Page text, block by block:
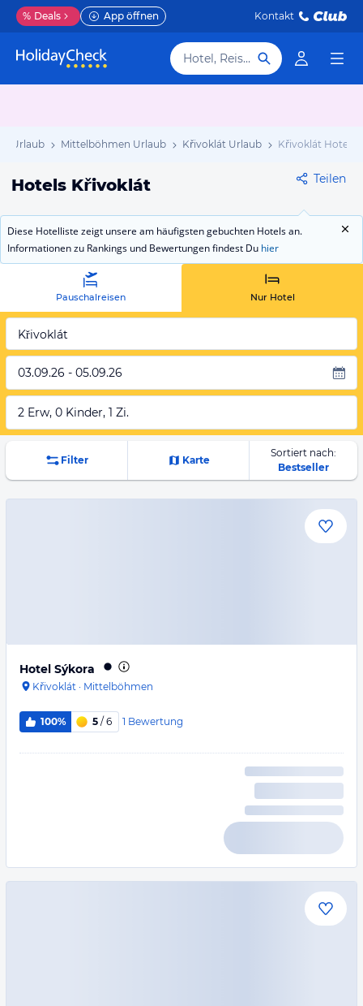
% Deals App öffnen Kontakt
Hotel, Reiseziel
Urlaub Mittelböhmen Urlaub Křivoklát Urlaub Křivoklát Hotels
Hotels Křivoklát Teilen
Diese Hotelliste zeigt unsere am häufigsten gebuchten Hotels an.
Informationen zu Rankings und Bewertungen findest Du hier
Pauschalreisen Nur Hotel
Křivoklát
03.09.26 - 05.09.26
2 Erw, 0 Kinder, 1 Zi.
Filter Karte
Sortiert nach:
Bestseller
Hotel Sýkora
Křivoklát · Mittelböhmen
100% 5 / 6 1 Bewertung